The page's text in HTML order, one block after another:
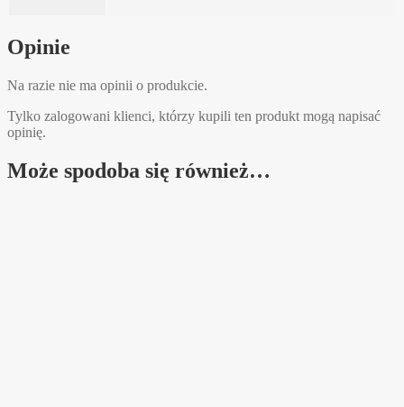
Opinie
Na razie nie ma opinii o produkcie.
Tylko zalogowani klienci, którzy kupili ten produkt mogą napisać
opinię.
Może spodoba się również…